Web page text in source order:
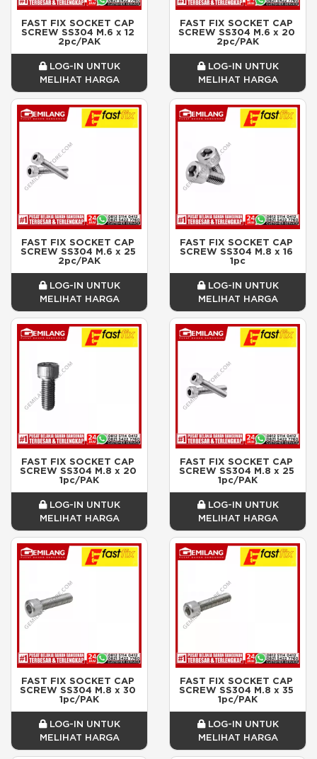
FAST FIX SOCKET CAP
SCREW SS304 M.6 x 12
2pc/PAK
LOG-IN UNTUK
MELIHAT HARGA
FAST FIX SOCKET CAP
SCREW SS304 M.6 x 20
2pc/PAK
LOG-IN UNTUK
MELIHAT HARGA
FAST FIX SOCKET CAP
SCREW SS304 M.6 x 25
2pc/PAK
LOG-IN UNTUK
MELIHAT HARGA
FAST FIX SOCKET CAP
SCREW SS304 M.8 x 16
1pc
LOG-IN UNTUK
MELIHAT HARGA
FAST FIX SOCKET CAP
SCREW SS304 M.8 x 20
1pc/PAK
LOG-IN UNTUK
MELIHAT HARGA
FAST FIX SOCKET CAP
SCREW SS304 M.8 x 25
1pc/PAK
LOG-IN UNTUK
MELIHAT HARGA
FAST FIX SOCKET CAP
SCREW SS304 M.8 x 30
1pc/PAK
LOG-IN UNTUK
MELIHAT HARGA
FAST FIX SOCKET CAP
SCREW SS304 M.8 x 35
1pc/PAK
LOG-IN UNTUK
MELIHAT HARGA